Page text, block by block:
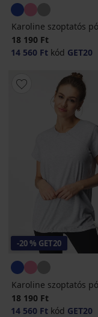
Karoline szoptatós
18 190 Ft
14 560 Ft kód GET20
-20 % GET20
Karoline szoptatós
18 190 Ft
14 560 Ft kód GET20